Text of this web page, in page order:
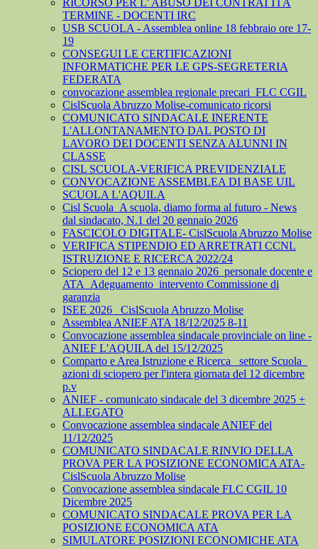
RICORSO PER L' ABUSO DEI CONTRATTI A
TERMINE - DOCENTI IRC
USB SCUOLA - Assemblea online 18 febbraio ore 17-
19
CONSEGUI LE CERTIFICAZIONI
INFORMATICHE PER LE GPS-SEGRETERIA
FEDERATA
convocazione assemblea regionale precari_FLC CGIL
CislScuola Abruzzo Molise-comunicato ricorsi
COMUNICATO SINDACALE INERENTE
L'ALLONTANAMENTO DAL POSTO DI
LAVORO DEI DOCENTI SENZA ALUNNI IN
CLASSE
CISL SCUOLA-VERIFICA PREVIDENZIALE
CONVOCAZIONE ASSEMBLEA DI BASE UIL
SCUOLA L'AQUILA
Cisl Scuola_A scuola, diamo forma al futuro - News
dal sindacato, N.1 del 20 gennaio 2026
FASCICOLO DIGITALE- CislScuola Abruzzo Molise
VERIFICA STIPENDIO ED ARRETRATI CCNL
ISTRUZIONE E RICERCA 2022/24
Sciopero del 12 e 13 gennaio 2026_personale docente e
ATA_Adeguamento_intervento Commissione di
garanzia
ISEE 2026_ CislScuola Abruzzo Molise
Assemblea ANIEF ATA 18/12/2025 8-11
Convocazione assemblea sindacale provinciale on line -
ANIEF L'AQUILA del 15/12/2025
Comparto e Area Istruzione e Ricerca_ settore Scuola_
azioni di sciopero per l'intera giornata del 12 dicembre
p.v
ANIEF - comunicato sindacale del 3 dicembre 2025 +
ALLEGATO
Convocazione assemblea sindacale ANIEF del
11/12/2025
COMUNICATO SINDACALE RINVIO DELLA
PROVA PER LA POSIZIONE ECONOMICA ATA-
CislScuola Abruzzo Molise
Convocazione assemblea sindacale FLC CGIL 10
Dicembre 2025
COMUNICATO SINDACALE PROVA PER LA
POSIZIONE ECONOMICA ATA
SIMULATORE POSIZIONI ECONOMICHE ATA